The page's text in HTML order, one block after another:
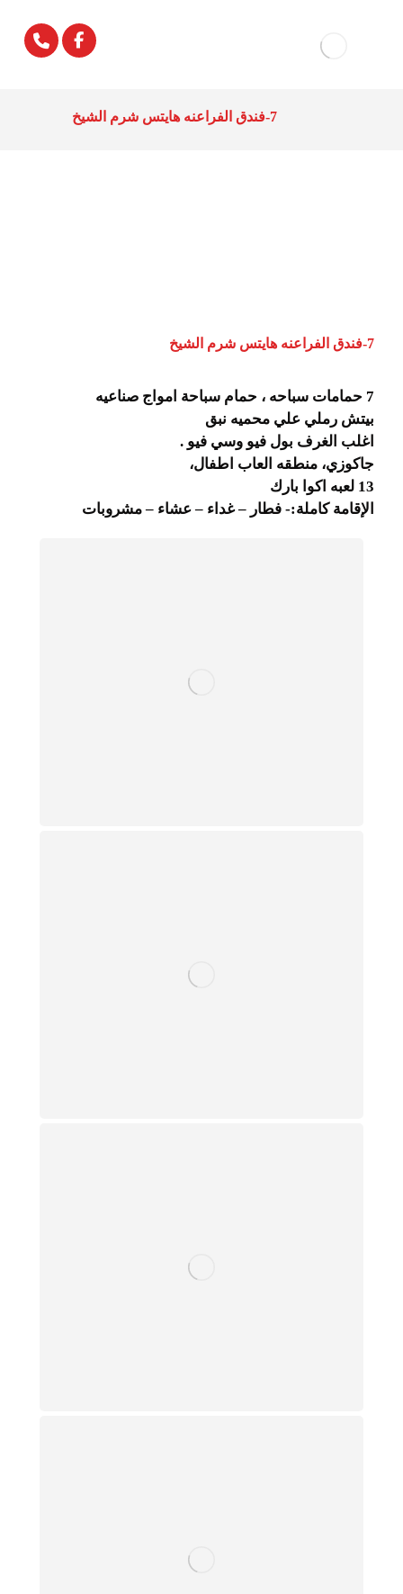
7-فندق الفراعنه هايتس شرم الشيخ
7-فندق الفراعنه هايتس شرم الشيخ
7 حمامات سباحه ، حمام سباحة امواج صناعيه
بيتش رملي علي محميه نبق
اغلب الغرف بول فيو وسي فيو .
جاكوزي، منطقه العاب اطفال،
13 لعبه اكوا بارك
الإقامة كاملة:- فطار – غداء – عشاء – مشروبات